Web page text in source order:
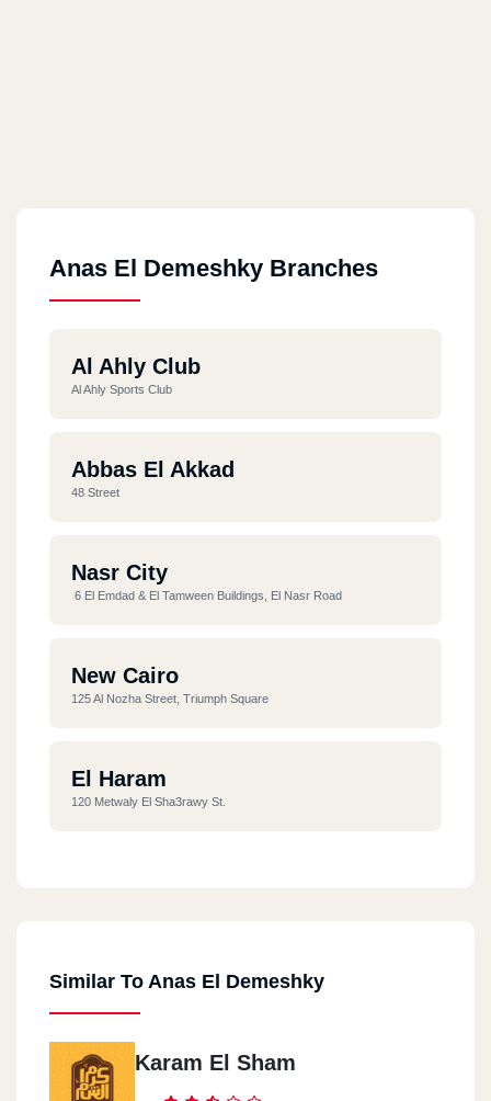
Anas El Demeshky Branches
Al Ahly Club
Al Ahly Sports Club
Abbas El Akkad
48 Street
Nasr City
6 El Emdad & El Tamween Buildings, El Nasr Road
New Cairo
125 Al Nozha Street, Triumph Square
El Haram
120 Metwaly El Sha3rawy St.
El Tagmo3 El Khames
El Zamalk
Similar To Anas El Demeshky
Karam El Sham